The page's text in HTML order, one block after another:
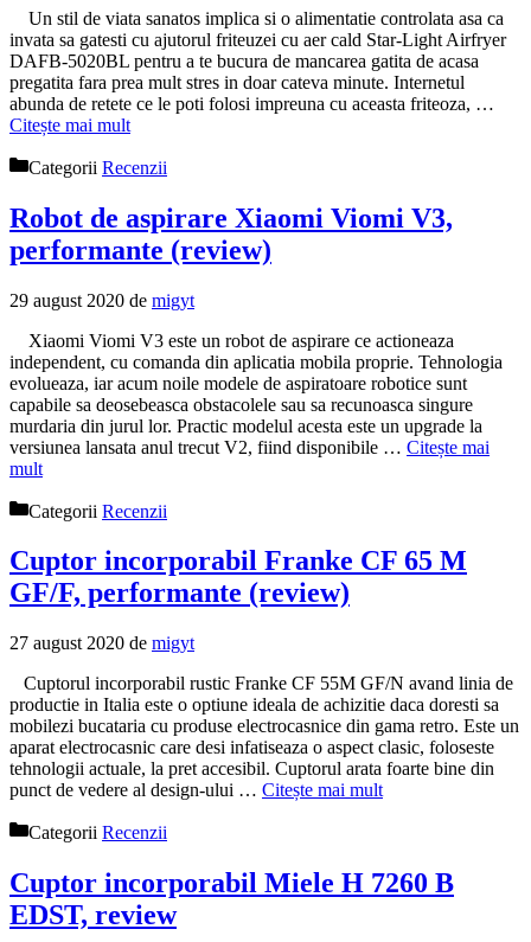
Un stil de viata sanatos implica si o alimentatie controlata asa ca
invata sa gatesti cu ajutorul friteuzei cu aer cald Star-Light Airfryer
DAFB-5020BL pentru a te bucura de mancarea gatita de acasa
pregatita fara prea mult stres in doar cateva minute. Internetul
abunda de retete ce le poti folosi impreuna cu aceasta friteoza, …
Citește mai mult
Categorii Recenzii
Robot de aspirare Xiaomi Viomi V3,
performante (review)
29 august 2020 de migyt
Xiaomi Viomi V3 este un robot de aspirare ce actioneaza
independent, cu comanda din aplicatia mobila proprie. Tehnologia
evolueaza, iar acum noile modele de aspiratoare robotice sunt
capabile sa deosebeasca obstacolele sau sa recunoasca singure
murdaria din jurul lor. Practic modelul acesta este un upgrade la
versiunea lansata anul trecut V2, fiind disponibile … Citește mai
mult
Categorii Recenzii
Cuptor incorporabil Franke CF 65 M
GF/F, performante (review)
27 august 2020 de migyt
Cuptorul incorporabil rustic Franke CF 55M GF/N avand linia de
productie in Italia este o optiune ideala de achizitie daca doresti sa
mobilezi bucataria cu produse electrocasnice din gama retro. Este un
aparat electrocasnic care desi infatiseaza o aspect clasic, foloseste
tehnologii actuale, la pret accesibil. Cuptorul arata foarte bine din
punct de vedere al design-ului … Citește mai mult
Categorii Recenzii
Cuptor incorporabil Miele H 7260 B
EDST, review